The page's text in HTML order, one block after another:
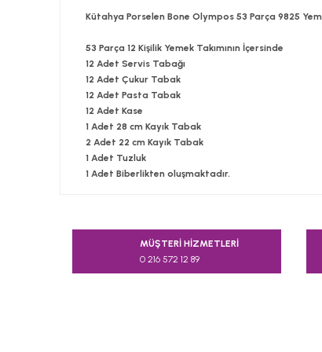
Kütahya Porselen Bone Olympos 53 Parça 9825
53 Parça 12 Kişilik Yemek Takımının İçersinde
12 Adet Servis Tabağı
12 Adet Çukur Tabak
12 Adet Pasta Tabak
12 Adet Kase
1 Adet 28 cm Kayık Tabak
2 Adet 22 cm Kayık Tabak
1 Adet Tuzluk
1 Adet Biberlikten oluşmaktadır.
Bu ürünün fiyat bilgisi, resim, ürün
Görüş ve önerileriniz için teşekkür ederiz.
MÜŞTERİ HİZMETLERİ
0 216 572 12 89